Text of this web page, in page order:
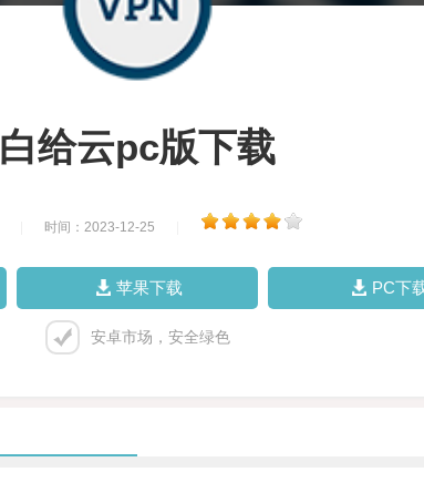
白给云pc版下载
时间：2023-12-25
苹果下载 PC下
安卓市场，安全绿色